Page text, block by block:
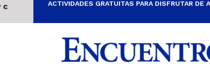
C ACTIVIDADES GRATUITAS PARA DISFRUTAR DE